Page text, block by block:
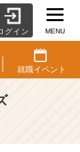
グイン MENU
就職イベント